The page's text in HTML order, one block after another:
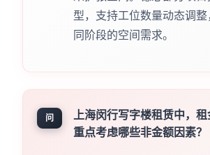
型，支持工位数量动态调
同阶段的空间需求。
问
上海闵行写字楼租赁中，
重点考虑哪些非金额因素？